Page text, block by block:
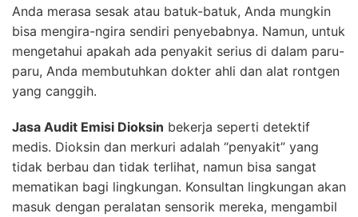
Anda merasa sesak atau batuk-batuk, Anda mungkin
bisa mengira-ngira sendiri penyebabnya. Namun, untuk
mengetahui apakah ada penyakit serius di dalam paru-
paru, Anda membutuhkan dokter ahli dan alat rontgen
yang canggih.
Jasa Audit Emisi Dioksin bekerja seperti detektif
medis. Dioksin dan merkuri adalah “penyakit” yang
tidak berbau dan tidak terlihat, namun bisa sangat
mematikan bagi lingkungan. Konsultan lingkungan akan
masuk dengan peralatan sensorik mereka, mengambil